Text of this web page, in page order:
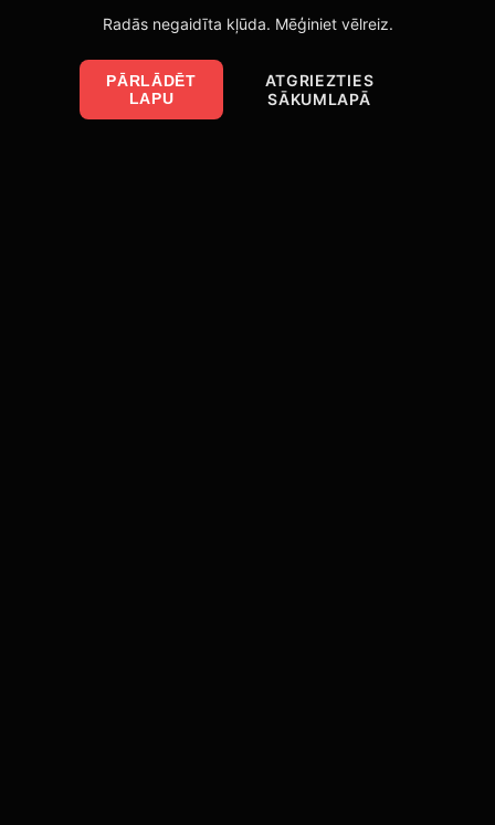
Radās negaidīta kļūda. Mēģiniet vēlreiz.
PĀRLĀDĒT
LAPU
ATGRIEZTIES
SĀKUMLAPĀ